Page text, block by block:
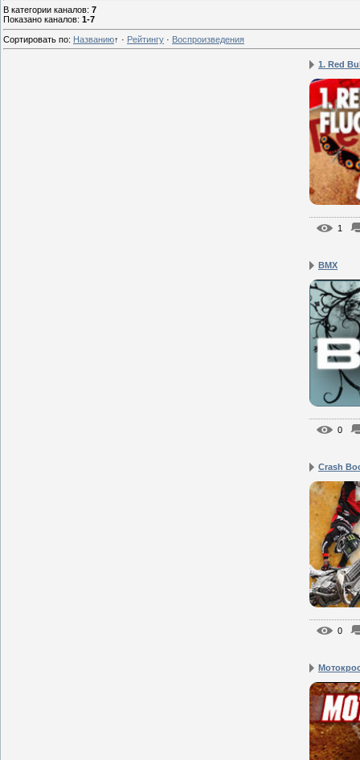
В категории каналов: 7
Показано каналов: 1-7
Сортировать по: Названию↑ · Рейтингу · Воспроизведения
1. Red
1
BMX
0
Crash
0